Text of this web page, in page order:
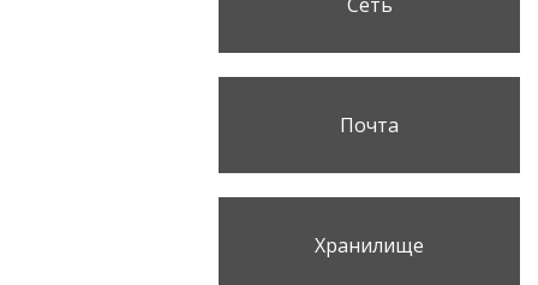
Почта
Хранилище